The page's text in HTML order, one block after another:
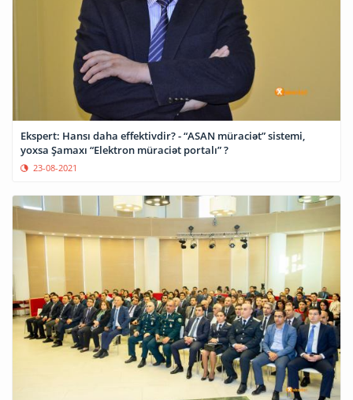
Ekspert: Hansı daha effektivdir? - “ASAN müraciət” sistemi,
yoxsa Şamaxı “Elektron müraciət portalı” ?
23-08-2021